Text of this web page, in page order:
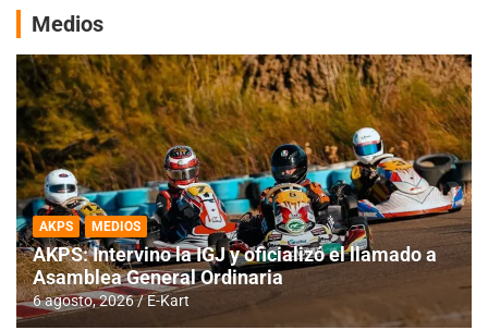
Medios
AKPS MEDIOS
AKPS: Intervino la IGJ y oficializó el llamado a
Asamblea General Ordinaria
6 agosto, 2026 E-Kart